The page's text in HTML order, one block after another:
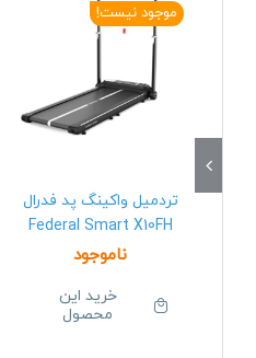
موجود نیست!
تردمیل واکینگ پد فدرال
Federal Smart X10FH
ناموجود
خرید این
محصول